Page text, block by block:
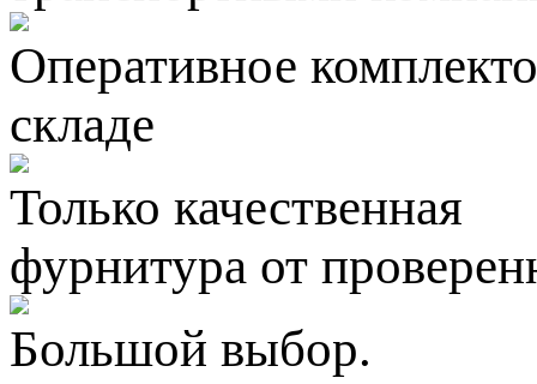
Оперативное
складе
Только качественная
фурнитура от
Большой выбор.